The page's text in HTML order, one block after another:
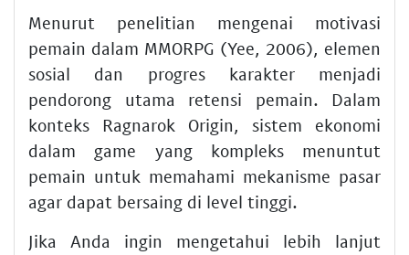
Menurut penelitian mengenai motivasi
pemain dalam MMORPG (Yee, 2006), elemen
sosial dan progres karakter menjadi
pendorong utama retensi pemain. Dalam
konteks Ragnarok Origin, sistem ekonomi
dalam game yang kompleks menuntut
pemain untuk memahami mekanisme pasar
agar dapat bersaing di level tinggi.
Jika Anda ingin mengetahui lebih lanjut